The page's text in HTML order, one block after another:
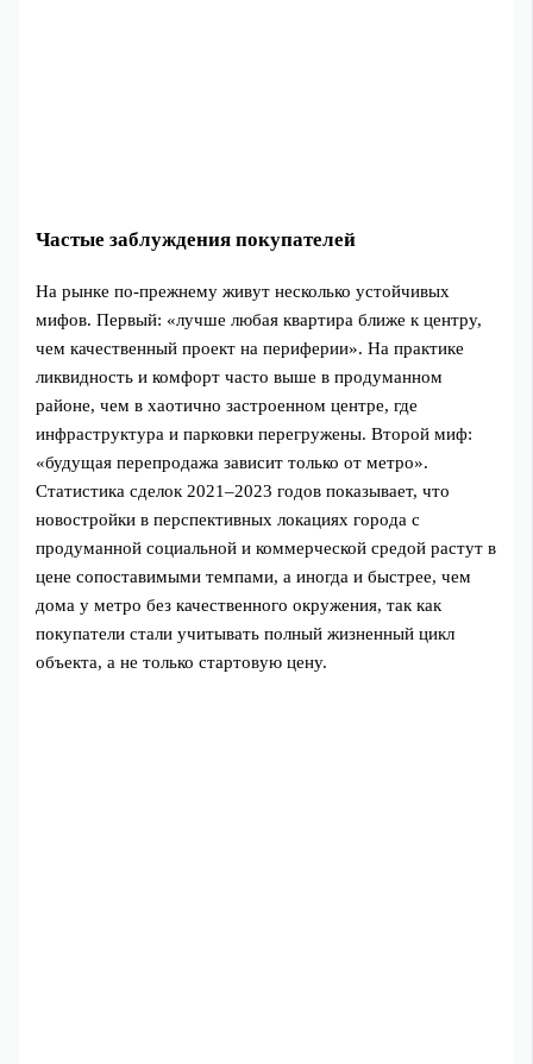
Частые заблуждения покупателей
На рынке по-прежнему живут несколько устойчивых
мифов. Первый: «лучше любая квартира ближе к центру,
чем качественный проект на периферии». На практике
ликвидность и комфорт часто выше в продуманном
районе, чем в хаотично застроенном центре, где
инфраструктура и парковки перегружены. Второй миф:
«будущая перепродажа зависит только от метро».
Статистика сделок 2021–2023 годов показывает, что
новостройки в перспективных локациях города с
продуманной социальной и коммерческой средой растут в
цене сопоставимыми темпами, а иногда и быстрее, чем
дома у метро без качественного окружения, так как
покупатели стали учитывать полный жизненный цикл
объекта, а не только стартовую цену.